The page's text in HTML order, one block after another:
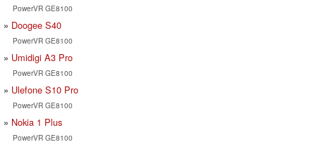
PowerVR GE8100
Doogee S40
PowerVR GE8100
Umidigi A3 Pro
PowerVR GE8100
Ulefone S10 Pro
PowerVR GE8100
Nokia 1 Plus
PowerVR GE8100